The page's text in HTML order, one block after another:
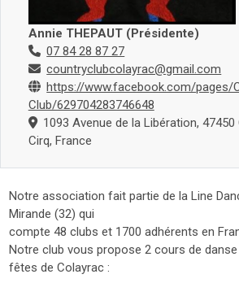
Annie THEPAUT (Présidente)
07 84 28 87 27
countryclubcolayrac@gmail.com
https://www.facebook.com/pages/
Club/629704283746648
1093 Avenue de la Libération,
Cirq, France
Notre association fait partie de la Line
Mirande (32) qui
compte 48 clubs et 1700 adhérents en
Notre club vous propose 2 cours de
fêtes de Colayrac :